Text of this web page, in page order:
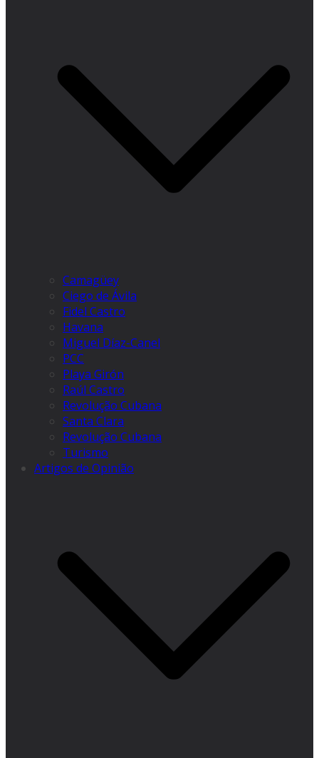
Camagüey
Ciego de Ávila
Fidel Castro
Havana
Miguel Díaz-Canel
PCC
Playa Girón
Raúl Castro
Revolução Cubana
Santa Clara
Revolução Cubana
Turismo
Artigos de Opinião